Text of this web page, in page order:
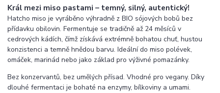
Král mezi miso pastami – temný, silný, autentický!
Hatcho miso je vyráběno výhradně z BIO sójových bobů bez
přídavku obilovin. Fermentuje se tradičně až 24 měsíců v
cedrových kádích, čímž získává extrémně bohatou chuť, hustou
konzistenci a temně hnědou barvu. Ideální do miso polévek,
omáček, marinád nebo jako základ pro výživné pomazánky.
Bez konzervantů, bez umělých přísad. Vhodné pro vegany. Díky
dlouhé fermentaci je bohaté na enzymy, bílkoviny a umami.